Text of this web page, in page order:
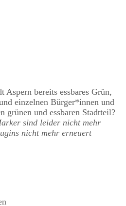
Aspern bereits essbares Grün,
einzelnen Bürger*innen und
grünen und essbaren Stadtteil?
sind leider nicht mehr
nicht mehr erneuert